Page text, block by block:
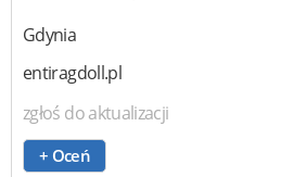
Gdynia
entiragdoll.pl
zgłoś do aktualizacji
+ Oceń